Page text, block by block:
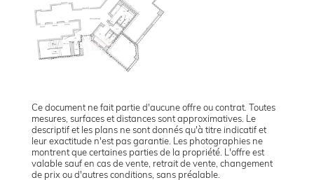
Ce document ne fait partie d'aucune offre ou contrat. Toutes
mesures, surfaces et distances sont approximatives. Le
descriptif et les plans ne sont donnés qu'à titre indicatif et
leur exactitude n'est pas garantie. Les photographies ne
montrent que certaines parties de la propriété. L'offre est
valable sauf en cas de vente, retrait de vente, changement
de prix ou d'autres conditions, sans préalable.